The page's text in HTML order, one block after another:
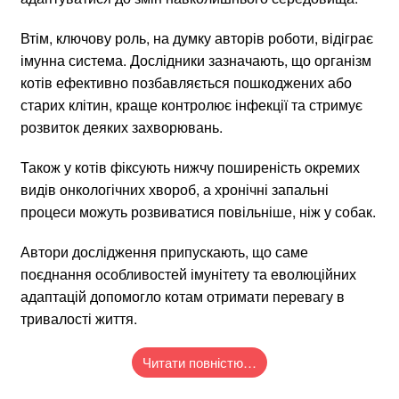
Втім, ключову роль, на думку авторів роботи, відіграє
імунна система. Дослідники зазначають, що організм
котів ефективно позбавляється пошкоджених або
старих клітин, краще контролює інфекції та стримує
розвиток деяких захворювань.
Також у котів фіксують нижчу поширеність окремих
видів онкологічних хвороб, а хронічні запальні
процеси можуть розвиватися повільніше, ніж у собак.
Автори дослідження припускають, що саме
поєднання особливостей імунітету та еволюційних
адаптацій допомогло котам отримати перевагу в
тривалості життя.
Читати повністю…